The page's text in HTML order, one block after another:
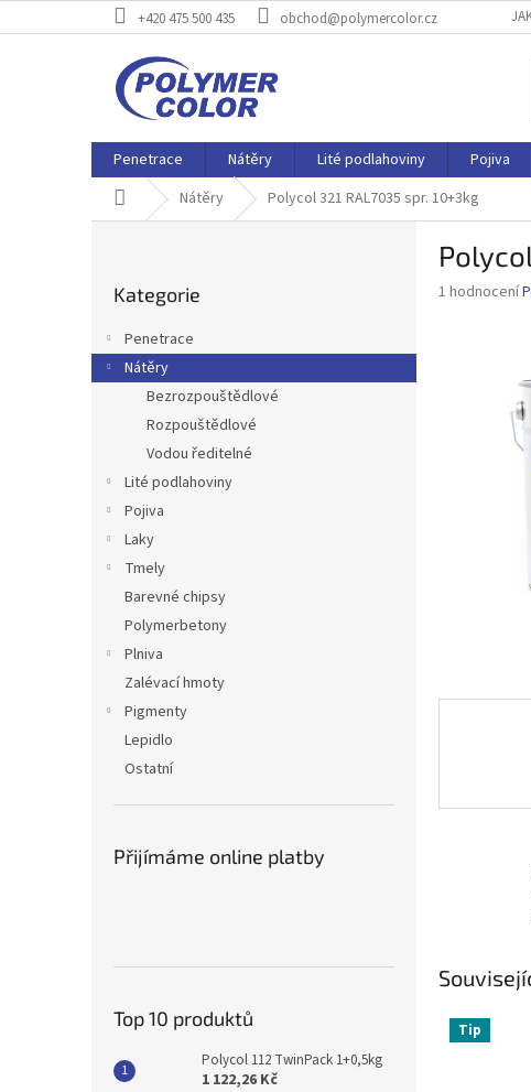
na
+420 475 500 435 obchod@polymercolor.cz
Penetrace Nátěry Lité podlahoviny Pojiva
Domů Nátěry Polycol 321 RAL7035 spr. 10+3kg
a
n
kategorie
Kategorie
Penetrace
Nátěry
Bezrozpouštědlové
Rozpouštědlové
Vodou ředitelné
Lité podlahoviny
Pojiva
Laky
Tmely
Barevné chipsy
Polymerbetony
Plniva
Zalévací hmoty
Pigmenty
Lepidlo
Ostatní
Přijímáme online platby
Top 10 produktů
Polycol 112 TwinPack 1+0,5kg
1 122,26 Kč
Průměrné
1 hodnocení
Tip